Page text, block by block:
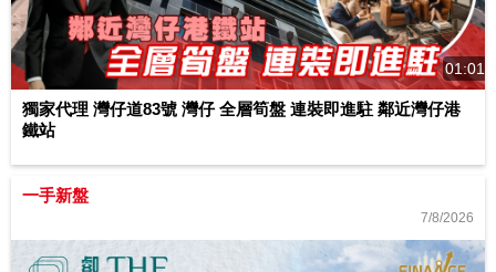
01:01
獨家代理 灣仔道83號 灣仔 全層筍盤 連裝即進駐 鄰近灣仔港
鐵站
一手新盤
7/8/2026